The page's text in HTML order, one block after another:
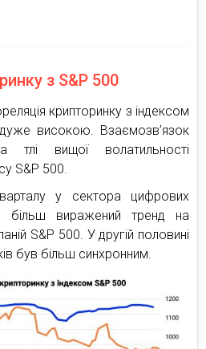
з S&P 500
крипторинку з індексом
високою. Взаємозв’язок
вищої волатильності
S&P 500.
у сектора цифрових
більш виражений тренд на
S&P 500. У другій половині
був більш синхронним.